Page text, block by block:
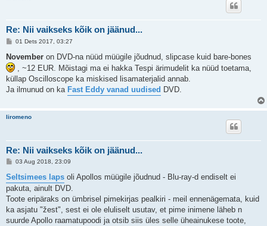
Re: Nii vaikseks kõik on jäänud...
P
s
t
i
t
u
s
01 Dets 2017, 03:27
November on DVD-na nüüd müügile jõudnud, slipcase kuid bare-bones
, ~12 EUR. Mõistagi ma ei hakka Tespi ärimudelit ka nüüd toetama,
küllap Oscilloscope ka miskised lisamaterjalid annab.
Ja ilmunud on ka Fast Eddy vanad uudised DVD.
liromeno
Re: Nii vaikseks kõik on jäänud...
P
s
t
i
t
u
s
03 Aug 2018, 23:09
Seltsimees laps oli Apollos müügile jõudnud - Blu-ray-d endiselt ei
pakuta, ainult DVD.
Toote eripäraks on ümbrisel pimekirjas pealkiri - meil ennenägemata, kuid
ka asjatu "žest", sest ei ole eluliselt usutav, et pime inimene läheb n
suurde Apollo raamatupoodi ja otsib siis üles selle üheainukese toote,